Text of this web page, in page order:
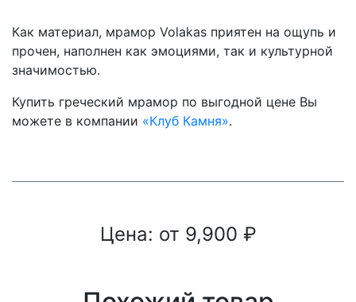
Как материал, мрамор Volakas приятен на ощупь и
прочен, наполнен как эмоциями, так и культурной
значимостью.
Купить греческий мрамор по выгодной цене Вы
можете в компании «Клуб Камня».
Цена: от 9,900 ₽